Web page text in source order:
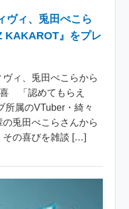
ヴィ、兎田ぺこら
KAKAROT』をプレ
ィ、兎田ぺこらから
喜 「認めてもらえ
所属のVTuber・綺々
兎田ぺこらさんから
その喜びを雑談 […]